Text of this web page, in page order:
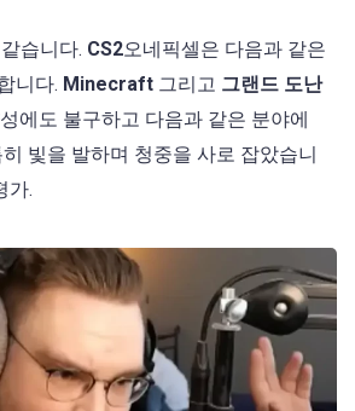
습니다. CS2오네픽셀은 다음과 같은
니다. Minecraft 그리고 그랜드 도난
에도 불구하고 다음과 같은 분야에
빛을 발하며 청중을 사로 잡았습니
가.